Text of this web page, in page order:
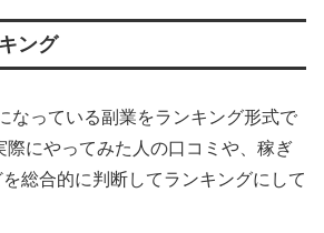
ング
なっている副業をランキング形式で
際にやってみた人の口コミや、稼ぎ
総合的に判断してランキングにして